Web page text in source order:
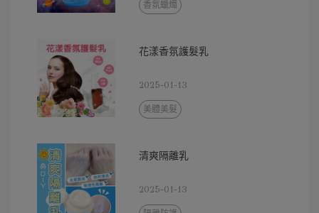
香氛蠟燭
花漾香氛護髮乳
2025-01-13
美體美髮
清爽隔離乳
2025-01-13